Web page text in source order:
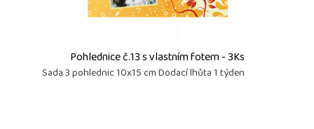
Pohlednice č.13 s vlastním fotem - 3Ks
Sada 3 pohlednic 10x15 cm Dodací lhůta 1 týden